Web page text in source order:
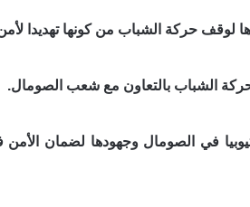
لوقف حركة الشباب من كونها تهديدا
الشباب بالتعاون مع شعب الصومال.
في الصومال وجهودها لضمان الأمن في